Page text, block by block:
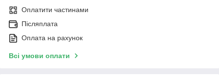
Оплатити частинами
Післяплата
Оплата на рахунок
Всі умови оплати